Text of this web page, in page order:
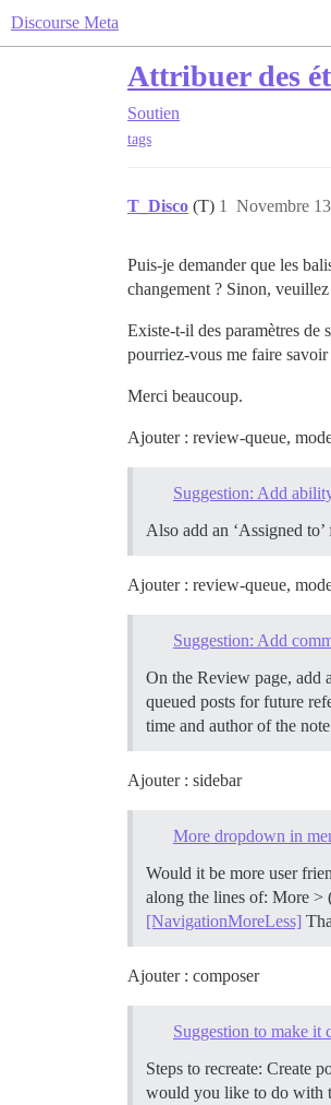
Discourse Meta
Attribuer des
Soutien
tags
T_Disco (T) Novembre
1
Puis-je demander que les
changement ? Sinon,
Existe-t-il des paramètres de
pourriez-vous me faire savoir
Merci beaucoup.
Ajouter : review-queue,
Suggestion: Add
Also add an ‘Assigned
Ajouter : review-queue,
Suggestion: Add
On the Review page, add
queued posts for future
time and author of the
Ajouter : sidebar
More dropdown in
Would it be more user
along the lines of: More >
[NavigationMoreLess]
Ajouter : composer
Suggestion to make it
Steps to recreate: Create
would you like to do with